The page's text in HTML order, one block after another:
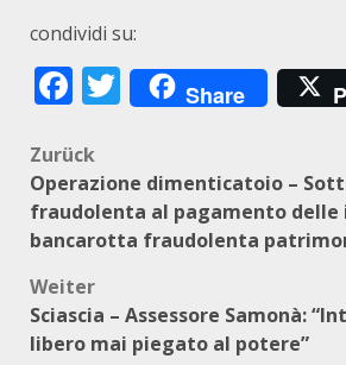
condividi su:
Facebook
Twitter
Share
Beitragsnavigation
Zurück
Operazione dimenticatoio –
fraudolenta al pagamento delle
bancarotta fraudolenta
Weiter
Sciascia – Assessore Samonà:
libero mai piegato al potere”